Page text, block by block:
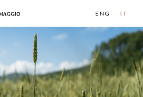
ENG IT